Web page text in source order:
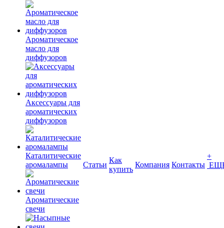
Ароматическое
масло для
диффузоров
Аксессуары для
ароматических
диффузоров
Каталитические
аромалампы
Ароматические
свечи
Статьи
Как
купить
Компания Контакты
+